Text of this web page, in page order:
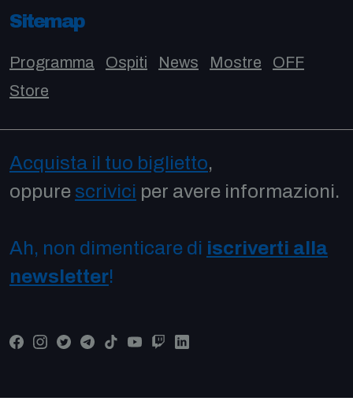
Sitemap
Programma Ospiti News Mostre
OFF
Store
Acquista il tuo biglietto,
oppure scrivici per avere informazioni.
Ah, non dimenticare di iscriverti alla
newsletter!